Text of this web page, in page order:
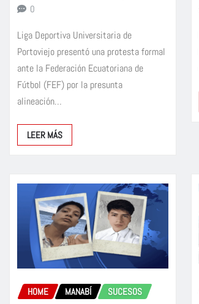
0
Liga Deportiva Universitaria de
Portoviejo presentó una protesta formal
ante la Federación Ecuatoriana de
Fútbol (FEF) por la presunta
alineación…
LEER MÁS
HOME MANABÍ SUCESOS